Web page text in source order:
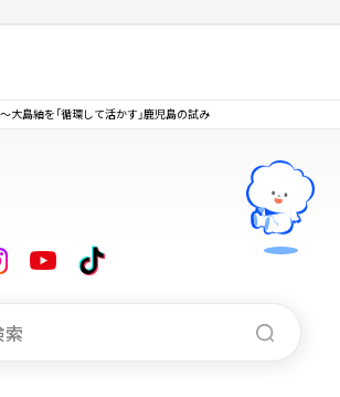
大島紬を「循環して活かす」鹿児島の試み